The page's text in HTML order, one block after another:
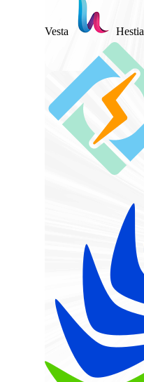
Vesta Hestia